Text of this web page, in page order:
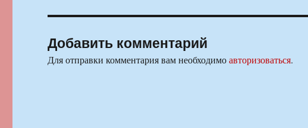
Добавить комментарий
Для отправки комментария вам необходимоавторизоваться.